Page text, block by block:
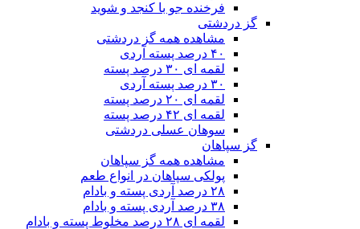
فرخنده جو با کنجد و شوید
گز دردشتی
مشاهده همه گز دردشتی
۴۰ درصد پسته آردی
لقمه ای ۳۰ درصد پسته
۳۰ درصد پسته آردی
لقمه ای ۲۰ درصد پسته
لقمه ای ۴۲ درصد پسته
سوهان عسلی دردشتی
گز سپاهان
مشاهده همه گز سپاهان
پولکی سپاهان در انواع طعم
۲۸ درصد آردی پسته و بادام
۳۸ درصد آردی پسته و بادام
لقمه ای ۲۸ درصد مخلوط پسته و بادام